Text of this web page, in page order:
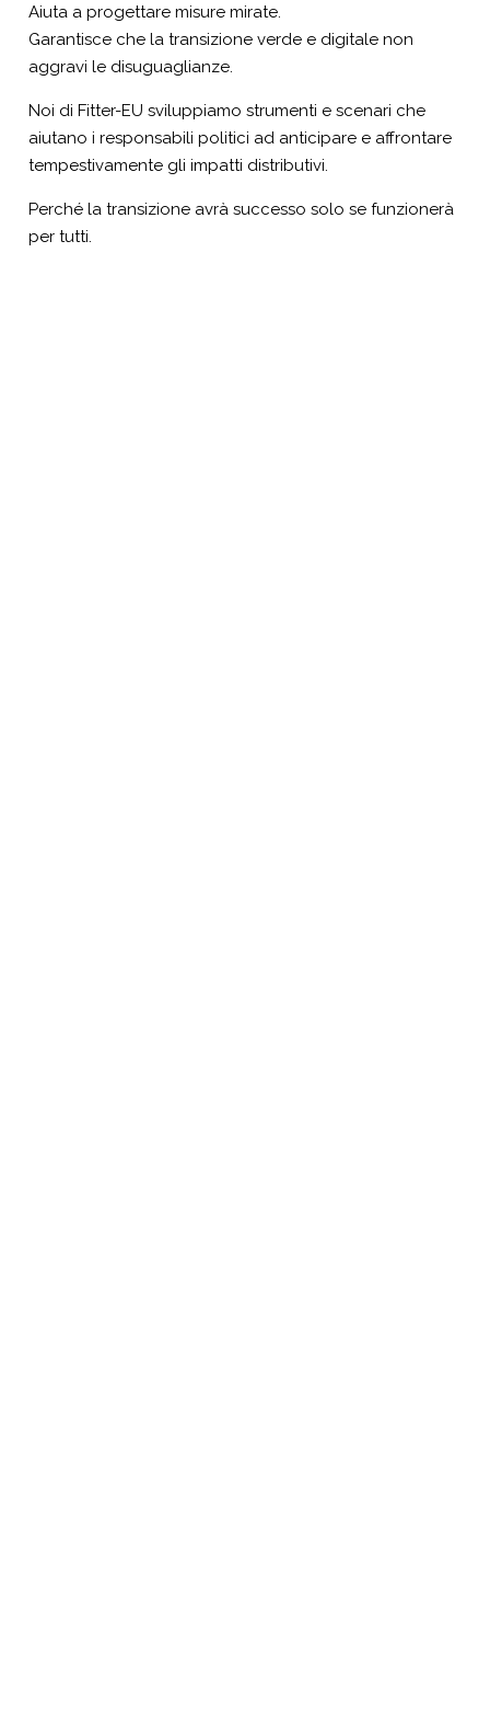
Aiuta a progettare misure mirate.
Garantisce che la transizione verde e digitale non
aggravi le disuguaglianze.
Noi di Fitter-EU sviluppiamo strumenti e scenari che
aiutano i responsabili politici ad anticipare e affrontare
tempestivamente gli impatti distributivi.
Perché la transizione avrà successo solo se funzionerà
per tutti.